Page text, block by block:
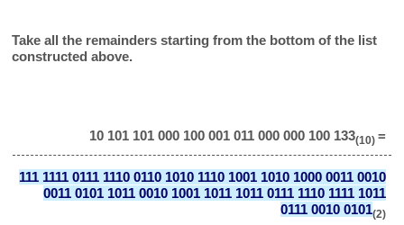
Take all the remainders starting from the bottom of the list
constructed above.
10 101 101 000 100 001 011 000 000 100 133(10) =
111 1111 0111 1110 0110 1010 1110 1001 1010 1000 0011 0010
0011 0101 1011 0010 1001 1011 1011 0111 1110 1111 1011
0111 0010 0101(2)